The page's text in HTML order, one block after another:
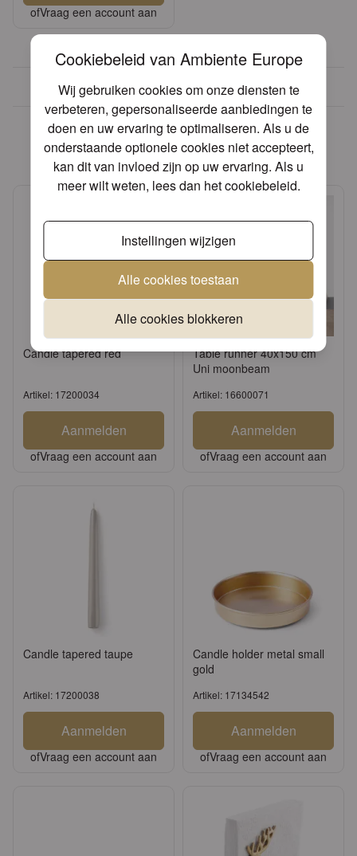
Cookiebeleid van Ambiente Europe
Wij gebruiken cookies om onze diensten te
verbeteren, gepersonaliseerde aanbiedingen te
doen en uw ervaring te optimaliseren. Als u de
onderstaande optionele cookies niet accepteert,
kan dit van invloed zijn op uw ervaring. Als u
meer wilt weten, lees dan hetcookiebeleid.
Instellingen wijzigen
Alle cookies toestaan
Alle cookies blokkeren
ofVraag een account aan
Meer dan 30 jaar ervaring
Andere producten die mogelijk
iets voor u zijn!
Candle tapered red
Artikel: 17200034
Aanmelden
ofVraag een account aan
Table runner 40x150 cm
Uni moonbeam
Artikel: 16600071
Aanmelden
ofVraag een account aan
Candle tapered taupe
Artikel: 17200038
Aanmelden
ofVraag een account aan
Candle holder metal small
gold
Artikel: 17134542
Aanmelden
ofVraag een account aan